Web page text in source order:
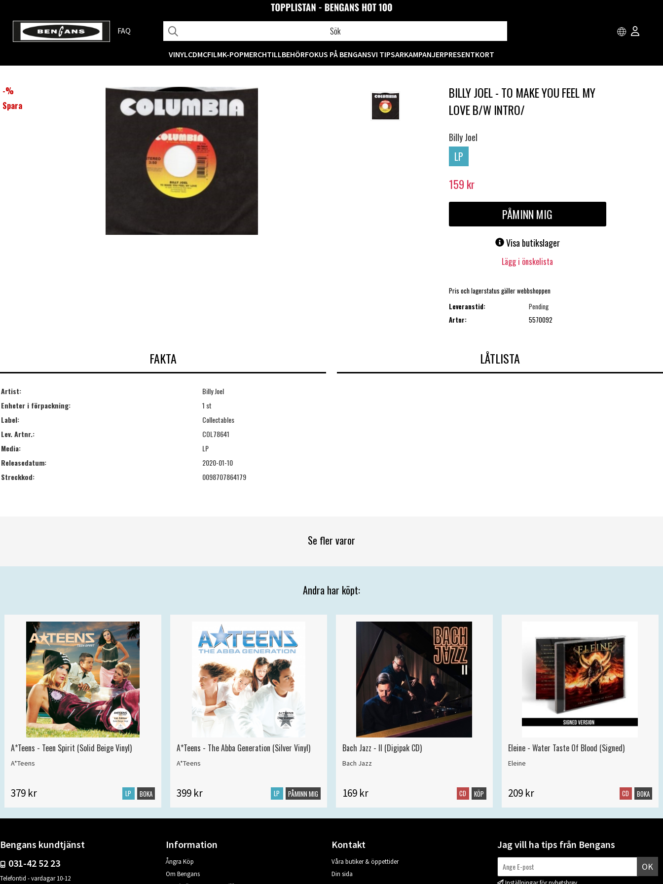
FAQ
VINYLCDMCFILMK-POPMERCHTILLBEHÖRFOKUS PÅ BENGANSVI TIPSARKAMPANJERPRESENTKORT
-%
Spara
BILLY JOEL - TO MAKE YOU FEEL MY
LOVE B/W INTRO/
Billy Joel
LP
159 kr
PÅMINN MIG
Visa butikslager
Lägg i önskelista
Pris och lagerstatus gäller webbshoppen
Leveranstid:
Pending
Artnr:
5570092
FAKTA
Artist:
Billy Joel
Enheter i förpackning:
1 st
Label:
Collectables
Lev. Artnr.:
COL78641
Media:
LP
Releasedatum:
2020-01-10
Streckkod:
0098707864179
LÅTLISTA
Se fler varor
Andra har köpt:
A*Teens - Teen Spirit (Solid Beige Vinyl)
A*Teens
379 kr LP BOKA
A*Teens - The Abba Generation (Silver Vinyl)
A*Teens
399 kr LP PÅMINN MIG
Bach Jazz - II (Digipak CD)
Bach Jazz
169 kr CD KÖP
Eleine - Water Taste Of Blood (Signed)
Eleine
209 kr CD BOKA
Bengans kundtjänst
031-42 52 23
Telefontid - vardagar 10-12
Information
Ångra Köp
Om Bengans
Kontakt
Våra butiker & öppettider
Din sida
Jag vill ha tips från Bengans
OK